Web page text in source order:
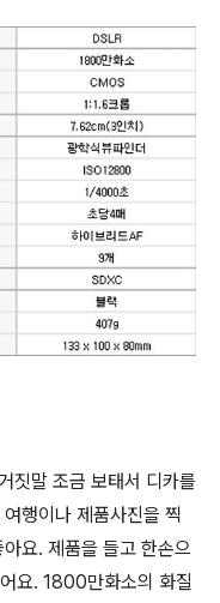
말 조금 보태서 디카를
행이나 제품사진을 찍
요. 제품을 들고 한손으
요. 1800만화소의 화질